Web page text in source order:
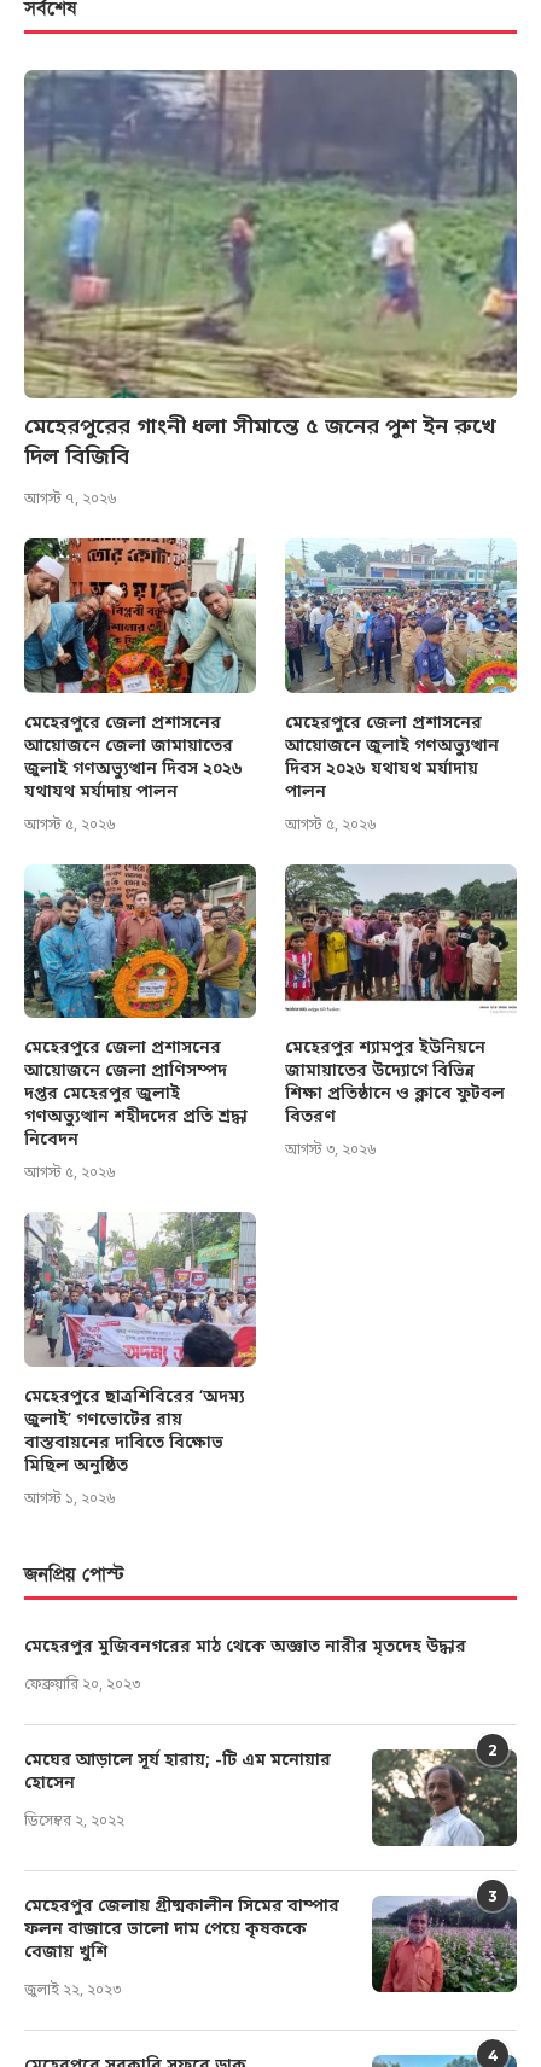
সর্বশেষ
মেহেরপুরের গাংনী ধলা সীমান্তে ৫ জনের পুশ ইন রুখে
দিল বিজিবি
আগস্ট ৭, ২০২৬
মেহেরপুরে জেলা প্রশাসনের
আয়োজনে জেলা জামায়াতের
জুলাই গণঅভ্যুত্থান দিবস ২০২৬
যথাযথ মর্যাদায় পালন
আগস্ট ৫, ২০২৬
মেহেরপুরে জেলা প্রশাসনের
আয়োজনে জুলাই গণঅভ্যুত্থান
দিবস ২০২৬ যথাযথ মর্যাদায়
পালন
আগস্ট ৫, ২০২৬
মেহেরপুরে জেলা প্রশাসনের
আয়োজনে জেলা প্রাণিসম্পদ
দপ্তর মেহেরপুর জুলাই
গণঅভ্যুত্থান শহীদদের প্রতি শ্রদ্ধা
নিবেদন
আগস্ট ৫, ২০২৬
মেহেরপুর শ্যামপুর ইউনিয়নে
জামায়াতের উদ্যোগে বিভিন্ন
শিক্ষা প্রতিষ্ঠানে ও ক্লাবে ফুটবল
বিতরণ
আগস্ট ৩, ২০২৬
মেহেরপুরে ছাত্রশিবিরের ‘অদম্য
জুলাই’ গণভোটের রায়
বাস্তবায়নের দাবিতে বিক্ষোভ
মিছিল অনুষ্ঠিত
আগস্ট ১, ২০২৬
জনপ্রিয় পোস্ট
মেহেরপুর মুজিবনগরের মাঠ থেকে অজ্ঞাত নারীর মৃতদেহ উদ্ধার
ফেব্রুয়ারি ২০, ২০২৩
2
মেঘের আড়ালে সূর্য হারায়; -টি এম মনোয়ার
হোসেন
ডিসেম্বর ২, ২০২২
3
মেহেরপুর জেলায় গ্রীষ্মকালীন সিমের বাম্পার
ফলন বাজারে ভালো দাম পেয়ে কৃষককে
বেজায় খুশি
জুলাই ২২, ২০২৩
4